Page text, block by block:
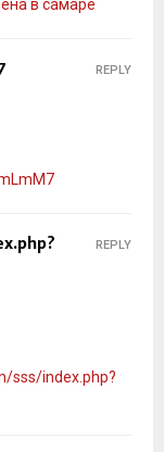
в самаре
REPLY
sss/index.php?
REPLY